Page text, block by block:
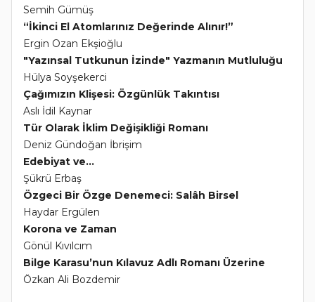
Semih Gümüş
“İkinci El Atomlarınız Değerinde Alınır!”
Ergin Ozan Ekşioğlu
"Yazınsal Tutkunun İzinde" Yazmanın Mutluluğu
Hülya Soyşekerci
Çağımızın Klişesi: Özgünlük Takıntısı
Aslı İdil Kaynar
Tür Olarak İklim Değişikliği Romanı
Deniz Gündoğan İbrişim
Edebiyat ve...
Şükrü Erbaş
Özgeci Bir Özge Denemeci: Salâh Birsel
Haydar Ergülen
Korona ve Zaman
Gönül Kıvılcım
Bilge Karasu’nun Kılavuz Adlı Romanı Üzerine
Özkan Ali Bozdemir